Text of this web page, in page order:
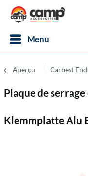
Menu
Aperçu Carbest
Plaque de
Klemmplatte Alu